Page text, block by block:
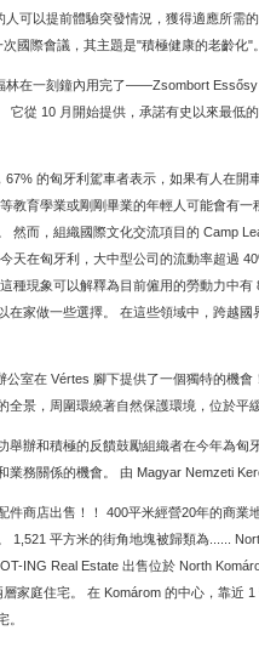
人可以提前體驗突發情況，獲得適應所需
國際會議，其主題是"積極健康的老齡化"。
林在一刻鐘內用完了——Zsombort
它從 10 月開始提供，承諾有史以來最低
67% 的匈牙利駕車者表示，如果有人在開
教育學業或剛剛畢業的年輕人可能會有一
然而，組織國際文化交流項目的 Camp
天在匈牙利，大中型公司的流動率超過
種現象可以解釋為目前僱用的勞動力中有
在家做一些選擇。 在這些領域中，跨越國
公室在 Vértes 腳下提供了一個獨特的機會
全景，周圍環繞著自然保護環境，位於平
舉辦和積極的反饋鼓勵組織者在今年為匈
業務關係的機會。 由 Magyar Nemzeti
件商店出售！！ 400平米經營20年的商業
1,521 平方米的街角地塊被歸類為......
ING Real Estate 出售位於 North
層家庭住宅。 在 Komárom 的中心，靠近 1
。